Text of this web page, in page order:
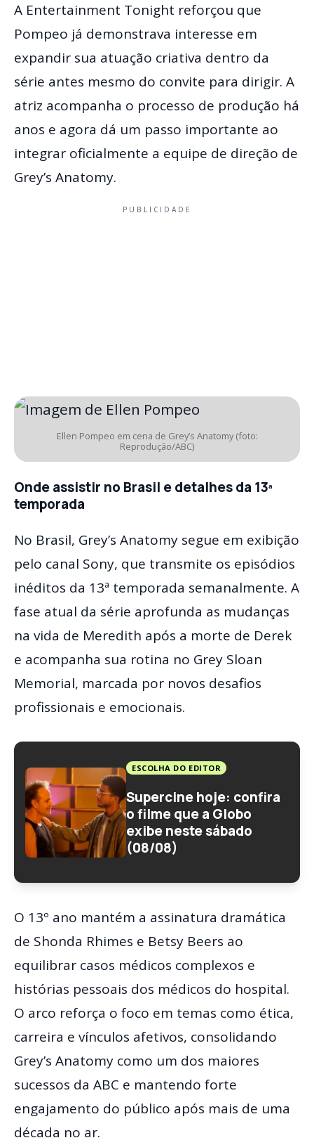
A Entertainment Tonight reforçou que
Pompeo já demonstrava interesse em
expandir sua atuação criativa dentro da
série antes mesmo do convite para dirigir. A
atriz acompanha o processo de produção há
anos e agora dá um passo importante ao
integrar oficialmente a equipe de direção de
Grey’s Anatomy.
PUBLICIDADE
Ellen Pompeo em cena de Grey’s Anatomy (foto:
Reprodução/ABC)
Onde assistir no Brasil e detalhes da 13ª
temporada
No Brasil, Grey’s Anatomy segue em exibição
pelo canal Sony, que transmite os episódios
inéditos da 13ª temporada semanalmente. A
fase atual da série aprofunda as mudanças
na vida de Meredith após a morte de Derek
e acompanha sua rotina no Grey Sloan
Memorial, marcada por novos desafios
profissionais e emocionais.
ESCOLHA DO EDITOR
Supercine hoje: confira
o filme que a Globo
exibe neste sábado
(08/08)
O 13º ano mantém a assinatura dramática
de Shonda Rhimes e Betsy Beers ao
equilibrar casos médicos complexos e
histórias pessoais dos médicos do hospital.
O arco reforça o foco em temas como ética,
carreira e vínculos afetivos, consolidando
Grey’s Anatomy como um dos maiores
sucessos da ABC e mantendo forte
engajamento do público após mais de uma
década no ar.